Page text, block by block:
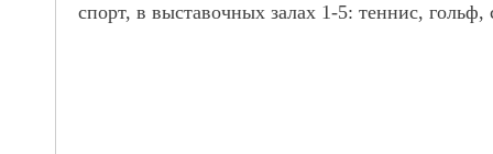
спорт, в выставочных залах 1-5: теннис,